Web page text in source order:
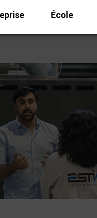
École